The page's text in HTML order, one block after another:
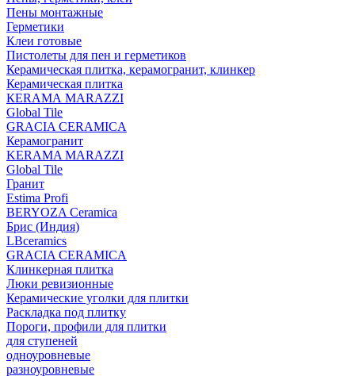
Пены монтажные
Герметики
Клеи готовые
Пистолеты для пен и герметиков
Керамическая плитка, керамогранит, клинкер
Керамическая плитка
КЕRАМА MARAZZI
Global Tile
GRACIA CERAMICA
Керамогранит
KERAMA MARAZZI
Global Tile
Гранит
Estima Profi
BERYOZA Ceramica
Брис (Индия)
LBceramics
GRACIA CERAMICA
Клинкерная плитка
Люки ревизионные
Керамические уголки для плитки
Раскладка под плитку
Пороги, профили для плитки
для ступеней
одноуровневые
разноуровневые